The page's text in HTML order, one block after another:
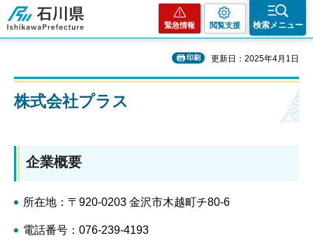
石川県
緊急情報 閲覧支援 検索メニュー
印刷 更新日：2025年4月1日
株式会社プラス
企業概要
所在地：〒920-0203 金沢市木越町チ80-6
電話番号：076-239-4193